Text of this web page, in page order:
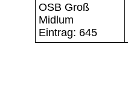
OSB Groß
Midlum
Eintrag: 645